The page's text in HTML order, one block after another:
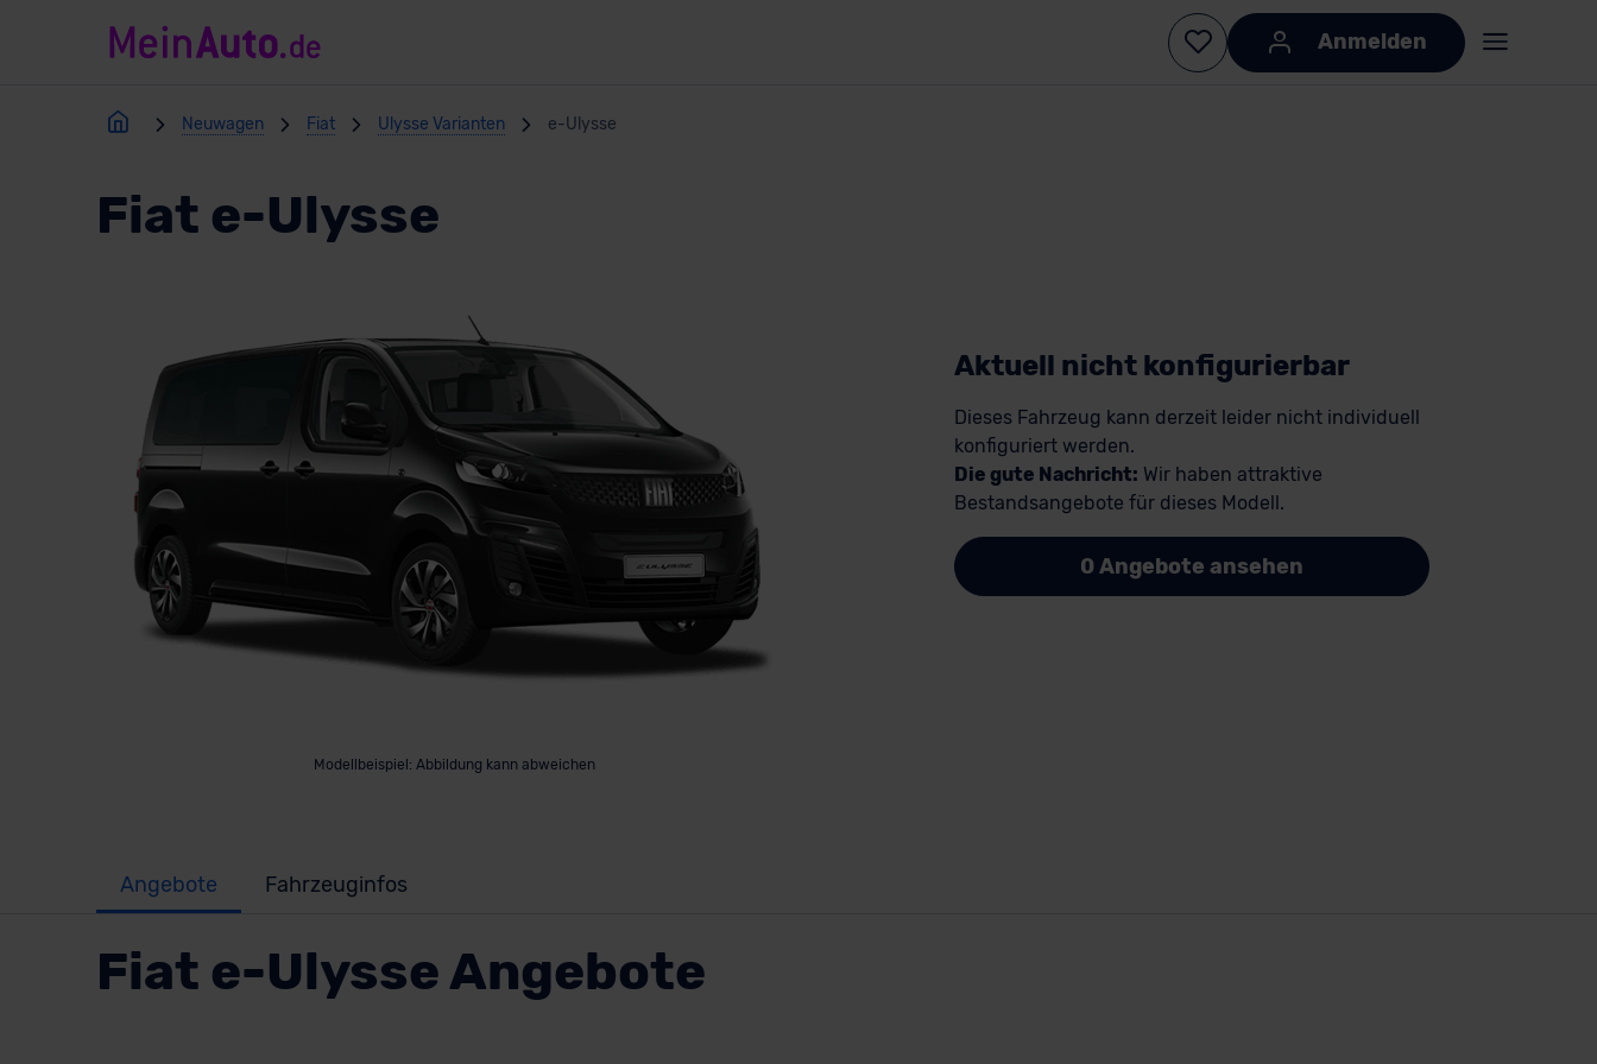
Anmelden
Neuwagen Fiat Ulysse Varianten e-Ulysse
Fiat e-Ulysse
Modellbeispiel: Abbildung kann abweichen
Aktuell nicht konfigurierbar
Dieses Fahrzeug kann derzeit leider nicht individuell
konfiguriert werden.
Die gute Nachricht: Wir haben attraktive
Bestandsangebote für dieses Modell.
0 Angebote ansehen
Angebote Fahrzeuginfos
Fiat e-Ulysse Angebote